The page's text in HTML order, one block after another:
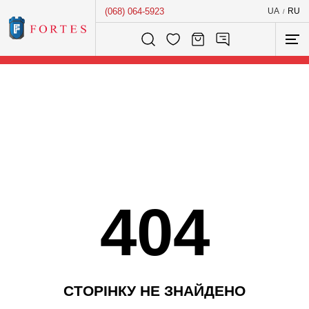
(068) 064-5923 UA / RU
Розумний пошук...
404
СТОРІНКУ НЕ ЗНАЙДЕНО